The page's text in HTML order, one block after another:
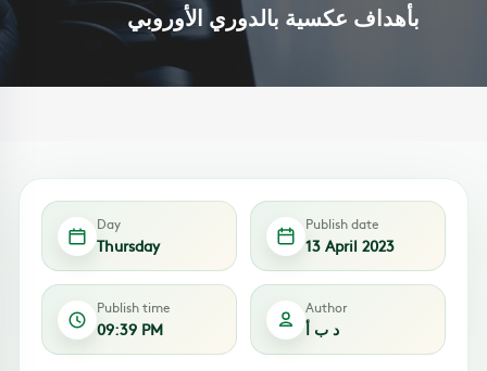
بأهداف عكسية بالدوري الأوروبي
Day
Thursday
Publish date
13 April 2023
Publish time
09:39 PM
Author
د ب أ